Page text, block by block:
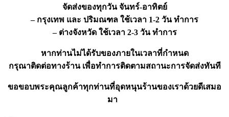
จัดส่งของทุกวัน จันทร์-อาทิตย์
– กรุงเทพ และ ปริมณฑล ใช้เวลา 1-2 วัน ทำการ
– ต่างจังหวัด ใช้เวลา 2-3 วัน ทำการ
หากท่านไม่ได้รับของภายในเวลาที่กำหนด
กรุณาติดต่อทางร้าน เพื่อทำการติดตามสถานะการจัดส่งทันที
ขอขอบพระคุณลูกค้าทุกท่านที่อุดหนุนร้านของเราด้วยดีเสมอ
มา